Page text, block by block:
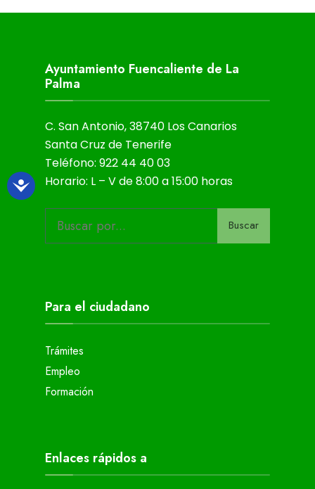
Ayuntamiento Fuencaliente de La
Palma
C. San Antonio, 38740 Los Canarios
Santa Cruz de Tenerife
Teléfono: 922 44 40 03
Horario: L – V de 8:00 a 15:00 horas
Buscar
Para el ciudadano
Trámites
Empleo
Formación
Enlaces rápidos a